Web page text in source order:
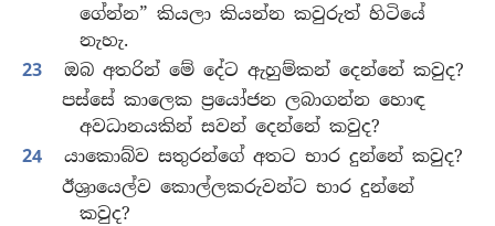
ගේන්න” කියලා කියන්න කවුරුත් හිටියේ
නැහැ.
23
ඔබ අතරින් මේ දේට ඇහුම්කන් දෙන්නේ කවුද?
පස්සේ කාලෙක ප්‍රයෝජන ලබාගන්න හොඳ
අවධානයකින් සවන් දෙන්නේ කවුද?
24
යාකොබ්ව සතුරන්ගේ අතට භාර දුන්නේ කවුද?
ඊශ්‍රායෙල්ව කොල්ලකරුවන්ට භාර දුන්නේ
කවුද?